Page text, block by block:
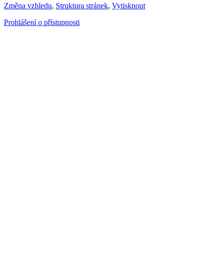
Změna vzhledu, Struktura stránek, Vytisknout
Prohlášení o přístupnosti